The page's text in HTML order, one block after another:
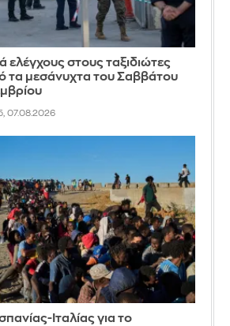
ελέγχους στους ταξιδιώτες
τα μεσάνυχτα του Σαββάτου
07.08.2026
Ιταλίας για το